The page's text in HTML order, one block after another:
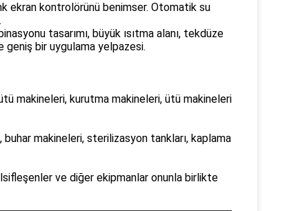
ekran kontrolörünü benimser. Otomatik su
tasarımı, büyük ısıtma alanı, tekdüze
geniş bir uygulama yelpazesi.
makineleri, kurutma makineleri, ütü makineleri
makineleri, sterilizasyon tankları, kaplama
ve diğer ekipmanlar onunla birlikte